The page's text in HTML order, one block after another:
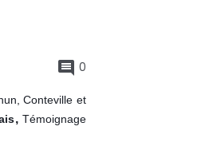
0
Conteville et
, Témoignage